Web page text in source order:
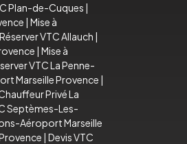
Plan-de-Cuques |
| Mise à
Réserver VTC Allauch |
| Mise à
VTC La Penne-
Marseille Provence |
Privé La
Septèmes-Les-
Aéroport Marseille
| Devis VTC